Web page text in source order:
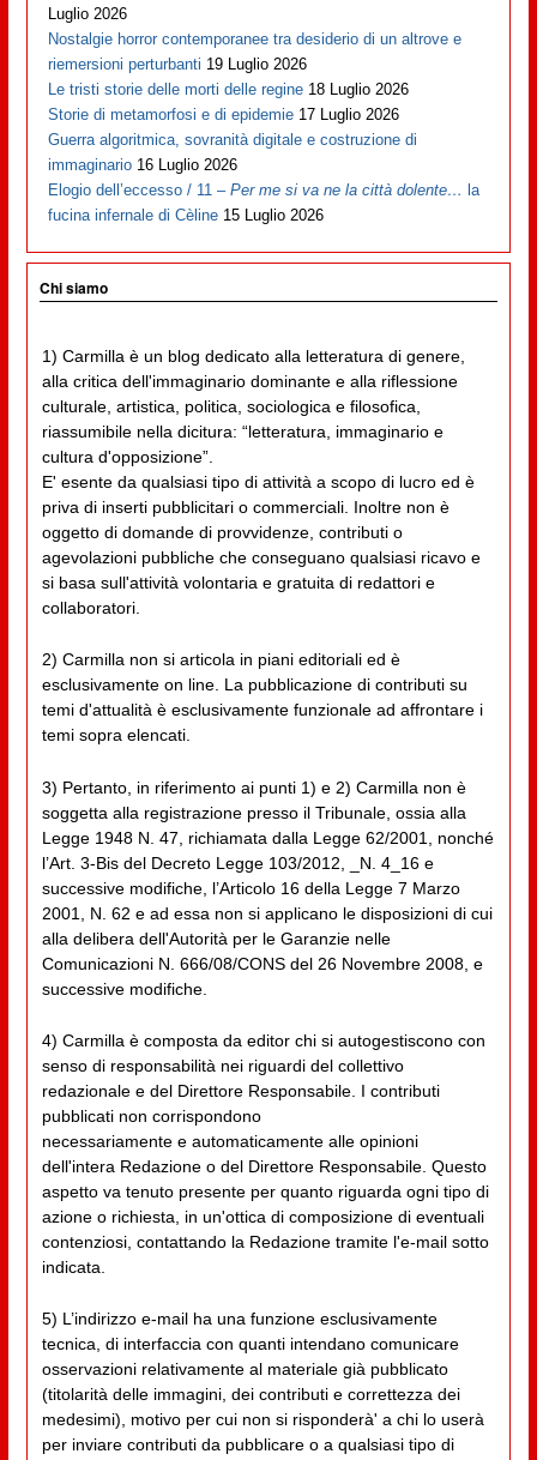
Luglio 2026
Nostalgie horror contemporanee tra desiderio di un altrove e
riemersioni perturbanti 19 Luglio 2026
Le tristi storie delle morti delle regine 18 Luglio 2026
Storie di metamorfosi e di epidemie 17 Luglio 2026
Guerra algoritmica, sovranità digitale e costruzione di
immaginario 16 Luglio 2026
Elogio dell’eccesso / 11 –Per me si va ne la città dolente… la
fucina infernale di Cèline 15 Luglio 2026
Chi siamo
1) Carmilla è un blog dedicato alla letteratura di genere,
alla critica dell'immaginario dominante e alla riflessione
culturale, artistica, politica, sociologica e filosofica,
riassumibile nella dicitura: “letteratura, immaginario e
cultura d'opposizione”.
E' esente da qualsiasi tipo di attività a scopo di lucro ed è
priva di inserti pubblicitari o commerciali. Inoltre non è
oggetto di domande di provvidenze, contributi o
agevolazioni pubbliche che conseguano qualsiasi ricavo e
si basa sull'attività volontaria e gratuita di redattori e
collaboratori.
2) Carmilla non si articola in piani editoriali ed è
esclusivamente on line. La pubblicazione di contributi su
temi d'attualità è esclusivamente funzionale ad affrontare i
temi sopra elencati.
3) Pertanto, in riferimento ai punti 1) e 2) Carmilla non è
soggetta alla registrazione presso il Tribunale, ossia alla
Legge 1948 N. 47, richiamata dalla Legge 62/2001, nonché
l’Art. 3-Bis del Decreto Legge 103/2012, _N. 4_16 e
successive modifiche, l’Articolo 16 della Legge 7 Marzo
2001, N. 62 e ad essa non si applicano le disposizioni di cui
alla delibera dell'Autorità per le Garanzie nelle
Comunicazioni N. 666/08/CONS del 26 Novembre 2008, e
successive modifiche.
4) Carmilla è composta da editor chi si autogestiscono con
senso di responsabilità nei riguardi del collettivo
redazionale e del Direttore Responsabile. I contributi
pubblicati non corrispondono
necessariamente e automaticamente alle opinioni
dell'intera Redazione o del Direttore Responsabile. Questo
aspetto va tenuto presente per quanto riguarda ogni tipo di
azione o richiesta, in un'ottica di composizione di eventuali
contenziosi, contattando la Redazione tramite l'e-mail sotto
indicata.
5) L’indirizzo e-mail ha una funzione esclusivamente
tecnica, di interfaccia con quanti intendano comunicare
osservazioni relativamente al materiale già pubblicato
(titolarità delle immagini, dei contributi e correttezza dei
medesimi), motivo per cui non si risponderà' a chi lo userà
per inviare contributi da pubblicare o a qualsiasi tipo di